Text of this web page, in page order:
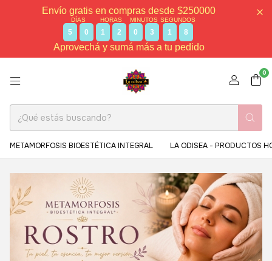
Envío gratis en compras desde $250000
DÍAS
5 0
HORAS
1 2
MINUTOS
0 3
SEGUNDOS
1 6
Aprovechá y sumá más a tu pedido
0
METAMORFOSIS BIOESTÉTICA INTEGRAL LA ODISEA - PRODUCTOS